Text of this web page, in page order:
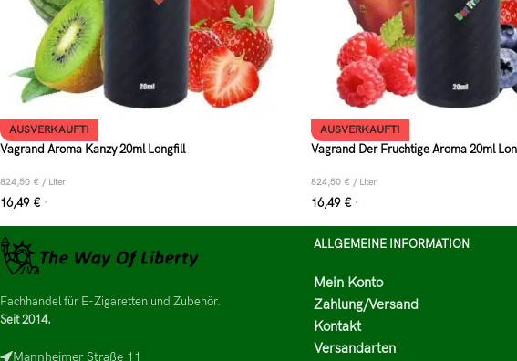
AUSVERKAUFT!
Vagrand Aroma Kanzy 20ml Longfill
824,50 € / Liter
16,49 € *
AUSVERKAUFT!
Vagrand Der Fruchtige Aroma 20ml
824,50 € / Liter
16,49 € *
Fachhandel für E-Zigaretten und Zubehör.
Seit 2014.
Mannheimer Straße 11
ALLGEMEINE INFORMATION
Mein Konto
Zahlung/Versand
Kontakt
Versandarten